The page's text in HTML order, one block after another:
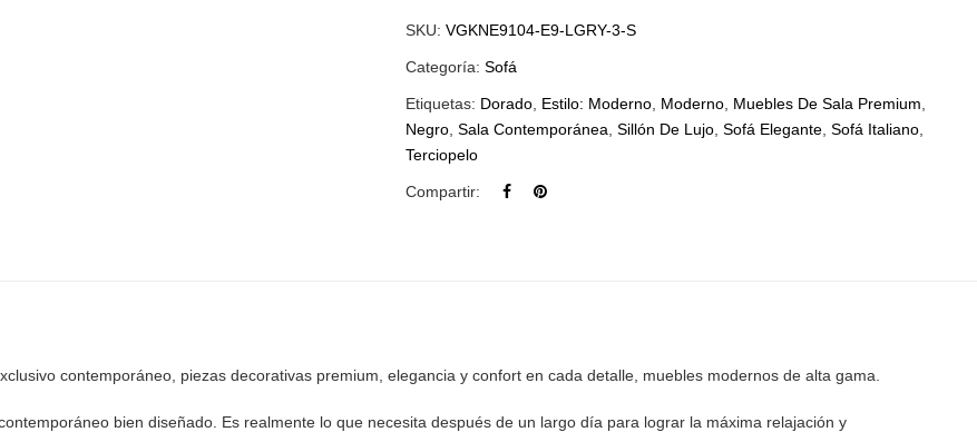
SKU:VGKNE9104-E9-LGRY-3-S
Categoría:Sofá
Etiquetas: Dorado Estilo: Moderno Moderno Muebles De Sala Premium
Negro ,Sala Contemporánea ,Sillón De Lujo ,Sofá Elegante ,Sofá Italiano
Terciopelo
Compartir:
contemporáneo, piezas decorativas premium, elegancia y confort en cada detalle, muebles modernos de alta gama.
bien diseñado. Es realmente lo que necesita después de un largo día para lograr la máxima relajación y